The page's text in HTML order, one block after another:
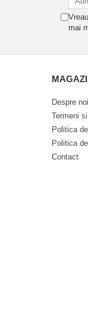
mai
Despre noi
Termeni
Politica
Politica
Contact